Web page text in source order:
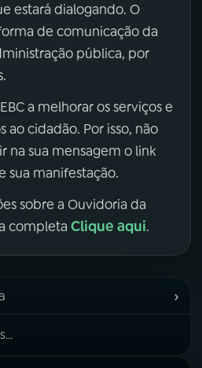
estará dialogando. O
de comunicação da
pública, por
a melhorar os serviços e
cidadão. Por isso, não
na sua mensagem o link
sua manifestação.
sobre a Ouvidoria da
completa Clique aqui.
›